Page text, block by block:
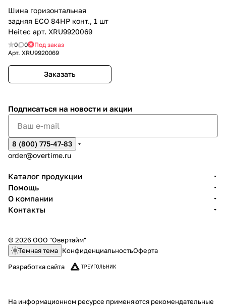
Шина горизонтальная
задняя ECO 84HP конт., 1 шт
Heitec арт. XRU9920069
0 0
Под заказ
Арт. XRU9920069
Заказать
Подписаться на новости и акции
8 (800) 775-47-83
order@overtime.ru
Каталог продукции
Помощь
О компании
Контакты
© 2026 ООО "Овертайм"
Темная тема КонфиденциальностьОферта
Разработка сайта
На информационном ресурсе применяются рекомендательные